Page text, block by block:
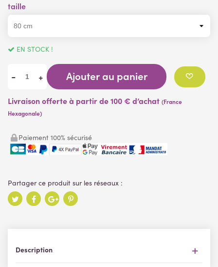
taille
EN STOCK !
- + Ajouter au panier
Livraison offerte à partir de 100 € d’achat (France
Hexagonale)
Paiement 100% sécurisé
Description